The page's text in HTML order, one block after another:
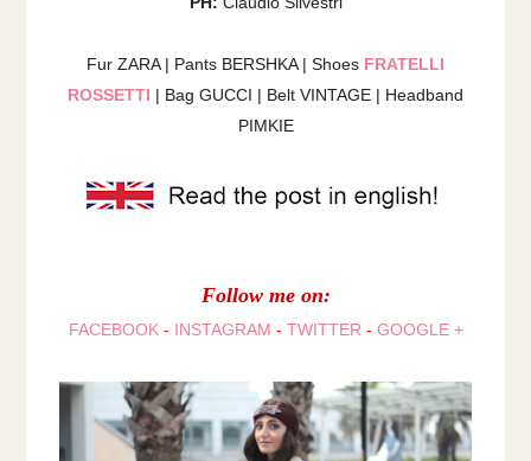
Fur ZARA | Pants BERSHKA | Shoes FRATELLI
ROSSETTI | Bag GUCCI | Belt VINTAGE | Headband
PIMKIE
Follow me on:
FACEBOOK- INSTAGRAM - TWITTER - GOOGLE +